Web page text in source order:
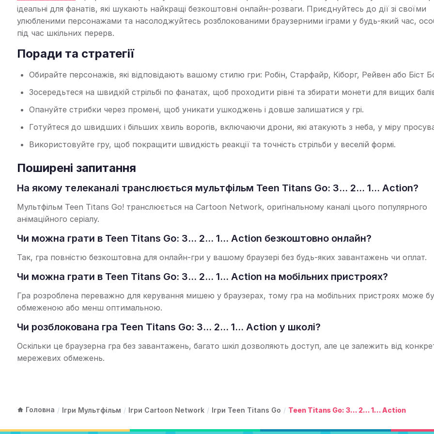
ідеальні для фанатів, які шукають найкращі безкоштовні онлайн-розваги. Приєднуйтесь до дії зі своїми
улюбленими персонажами та насолоджуйтесь розблокованими браузерними іграми у будь-який час,
під час шкільних перерв.
Поради та стратегії
Обирайте персонажів, які відповідають вашому стилю гри: Робін, Старфайр, Кіборг, Рейвен або Біст
Зосередьтеся на швидкій стрільбі по фанатах, щоб проходити рівні та збирати монети для вищих
Опануйте стрибки через промені, щоб уникати ушкоджень і довше залишатися у грі.
Готуйтеся до швидших і більших хвиль ворогів, включаючи дрони, які атакують з неба, у міру
Використовуйте гру, щоб покращити швидкість реакції та точність стрільби у веселій формі.
Поширені запитання
На якому телеканалі транслюється мультфільм Teen Titans Go: 3... 2... 1... Action?
Мультфільм Teen Titans Go! транслюється на Cartoon Network, оригінальному каналі цього популярного
анімаційного серіалу.
Чи можна грати в Teen Titans Go: 3... 2... 1... Action безкоштовно онлайн?
Так, гра повністю безкоштовна для онлайн-гри у вашому браузері без будь-яких завантажень чи оплат.
Чи можна грати в Teen Titans Go: 3... 2... 1... Action на мобільних пристроях?
Гра розроблена переважно для керування мишею у браузерах, тому гра на мобільних пристроях може
обмеженою або менш оптимальною.
Чи розблокована гра Teen Titans Go: 3... 2... 1... Action у школі?
Оскільки це браузерна гра без завантажень, багато шкіл дозволяють доступ, але це залежить від
мережевих обмежень.
Головна / Ігри Мультфільм / Ігри Cartoon Network / Ігри Teen Titans Go / Teen Titans Go: 3... 2... 1... Action